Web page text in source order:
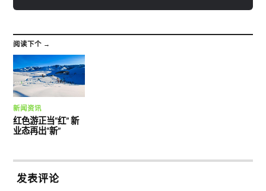
阅读下个 →
新闻资讯
红色游正当“红” 新
业态再出“新”
发表评论